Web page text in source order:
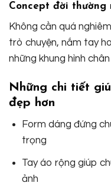
Concept đời thường
Không cần quá
trò chuyện, nắm tay
những khung hình
Những chi tiết
đẹp hơn
Form dáng đứng
trọng
Tay áo rộng giúp
ảnh